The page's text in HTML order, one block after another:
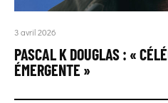
3 avril 2026
PASCAL K DOUGLAS : «
ÉMERGENTE »